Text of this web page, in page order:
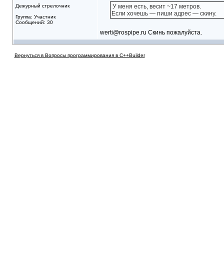
Дежурный стрелочник
Группа: Участник
Сообщений: 30
У меня есть, весит ~17 метров.
Если хочешь — пиши адрес — скину.
werti@rospipe.ru Скинь пожалуйста.
Вернуться в Вопросы программирования в C++Builder